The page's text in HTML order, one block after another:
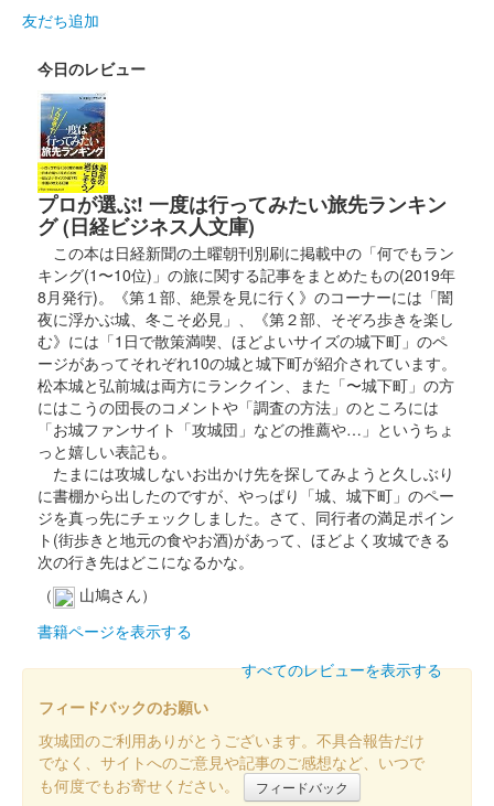
令和6年9月8日に開催された御城印合戦in福知山のいわつき武者
印。50枚限定
箕輪城 登城記念証
ット
販売終了
箕輪城 御城印 群馬非公認キャラクター版
販売終了
群馬戦国御城印サミットのみで販売された御城印。
箕輪城 御城印 群馬戦国御城印サミット版
販売終了
箕輪城 登城記念証
販売終了
箕輪城 登城記念証
販売終了
友だち追加
今日のレビュー
プロが選ぶ! 一度は行ってみたい旅先ランキン
グ (日経ビジネス人文庫)
この本は日経新聞の土曜朝刊別刷に掲載中の「何でもラン
キング(1〜10位)」の旅に関する記事をまとめたもの(2019年
8月発行)。《第１部、絶景を見に行く》のコーナーには「闇
夜に浮かぶ城、冬こそ必見」、《第２部、そぞろ歩きを楽し
む》には「1日で散策満喫、ほどよいサイズの城下町」のペ
ージがあってそれぞれ10の城と城下町が紹介されています。
松本城と弘前城は両方にランクイン、また「〜城下町」の方
にはこうの団長のコメントや「調査の方法」のところには
「お城ファンサイト「攻城団」などの推薦や…」というちょ
っと嬉しい表記も。
たまには攻城しないお出かけ先を探してみようと久しぶり
に書棚から出したのですが、やっぱり「城、城下町」のペー
ジを真っ先にチェックしました。さて、同行者の満足ポイン
ト(街歩きと地元の食やお酒)があって、ほどよく攻城できる
次の行き先はどこになるかな。
（
山鳩さん）
書籍ページを表示する
すべてのレビューを表示する
フィードバックのお願い
攻城団のご利用ありがとうございます。不具合報告だけ
でなく、サイトへのご意見や記事のご感想など、いつで
も何度でもお寄せください。
フィードバック